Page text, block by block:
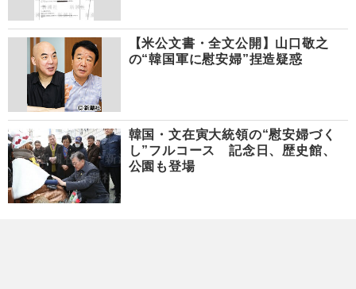
【米公文書・全文公開】山口敬之
の“韓国軍に慰安婦”捏造疑惑
韓国・文在寅大統領の“慰安婦づく
し”フルコース 記念日、歴史館、
公園も登場